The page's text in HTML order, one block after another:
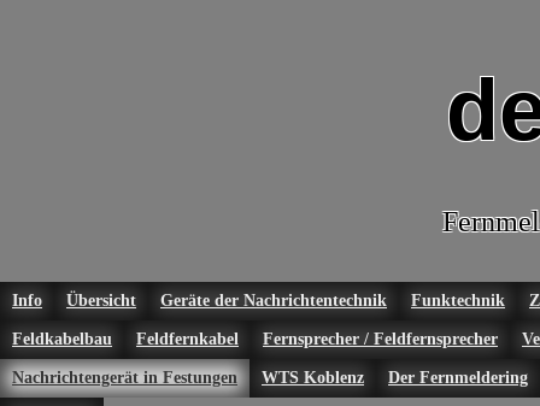
Info Übersicht Geräte der Nachrichtentechnik Funktechnik
Feldkabelbau Feldfernkabel Fernsprecher / Feldfernsprecher
Nachrichtengerät in Festungen WTS Koblenz Der Fernmeldering